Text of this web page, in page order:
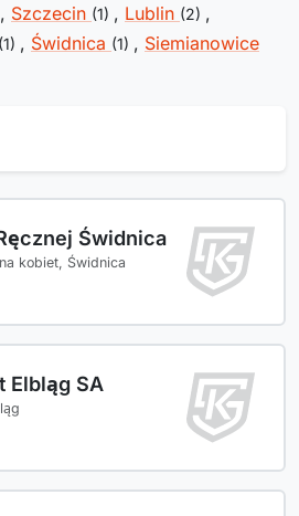
, Szczecin (1) , Lublin (2) ,
(1) , Świdnica (1) , Siemianowice
Świdnica
kobiet, Świdnica
Elbląg SA